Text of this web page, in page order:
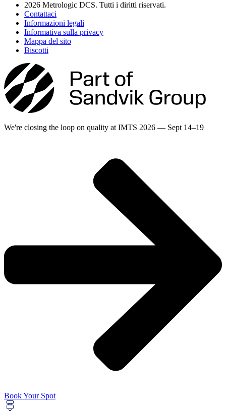
2026 Metrologic DCS. Tutti i diritti riservati.
Contattaci
Informazioni legali
Informativa sulla privacy
Mappa del sito
Biscotti
We're closing the loop on quality at IMTS 2026 — Sept 14–19
Book Your Spot